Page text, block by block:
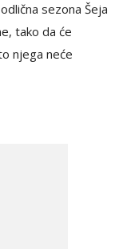
sezona Šeja
tako da će
njega neće